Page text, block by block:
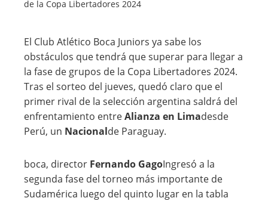
de la Copa Libertadores 2024
El Club Atlético Boca Juniors ya sabe los
obstáculos que tendrá que superar para llegar a
la fase de grupos de la Copa Libertadores 2024.
Tras el sorteo del jueves, quedó claro que el
primer rival de la selección argentina saldrá del
enfrentamiento entreAlianza en Limadesde
Perú, un Nacionalde Paraguay.
boca, director Fernando GagoIngresó a la
segunda fase del torneo más importante de
Sudamérica luego del quinto lugar en la tabla